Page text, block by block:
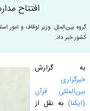
افتتاح
گروه بین‌الملل: وزیر اوقاف و امور
کشور خبر داد.
به گزارش
خبرگزاری
بین‌المللی قرآن
(ایکنا) به نقل از